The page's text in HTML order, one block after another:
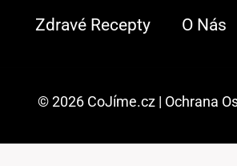
Zdravé Recepty
O Nás
© 2026 CoJíme.cz | Ochrana